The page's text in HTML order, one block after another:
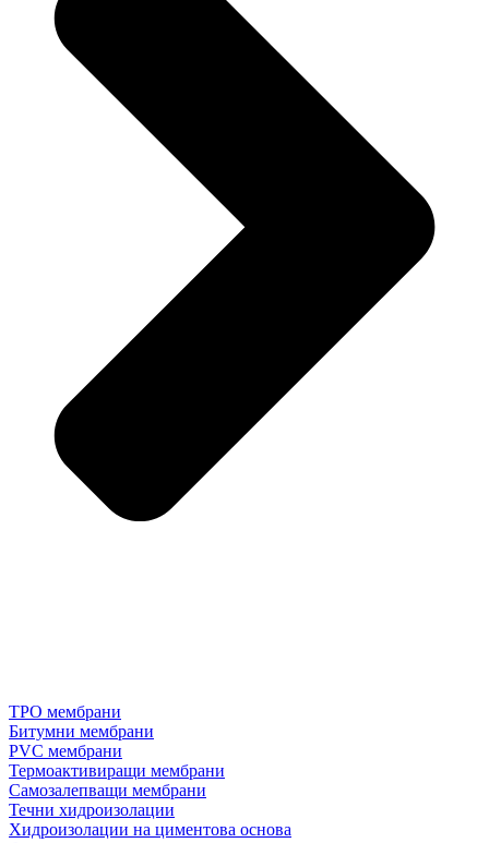
TPO мембрани
Битумни мембрани
PVC мембрани
Термоактивиращи мембрани
Самозалепващи мембрани
Течни хидроизолации
Хидроизолации на циментова основа